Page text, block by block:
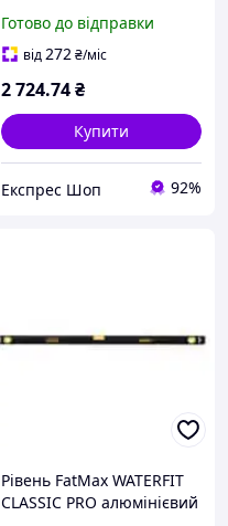
з трьома капсулами
магнітами STANLEY
Готово до відправки
від272₴/міс
2 724.74₴
Купити
Експрес Шоп 92%
Рівень FatMax WATERFIT
CLASSIC PRO алюмінієвий